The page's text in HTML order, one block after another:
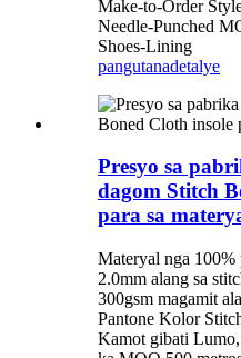
Make-to-Order
Needle-Punched
Shoes-Lining
pangutanadetalye
Presyo sa
dagom Stitch
para sa
Materyal nga
2.0mm alang sa
300gsm magamit
Pantone Kolor
Kamot gibati